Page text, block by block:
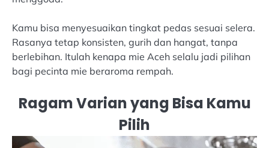
Kamu bisa menyesuaikan tingkat pedas sesuai selera.
Rasanya tetap konsisten, gurih dan hangat, tanpa
berlebihan. Itulah kenapa mie Aceh selalu jadi pilihan
bagi pecinta mie beraroma rempah.
Ragam Varian yang Bisa Kamu
Pilih